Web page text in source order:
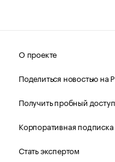
О проекте
Поделиться новостью на
Получить пробный доступ
Корпоративная
Стать экспертом